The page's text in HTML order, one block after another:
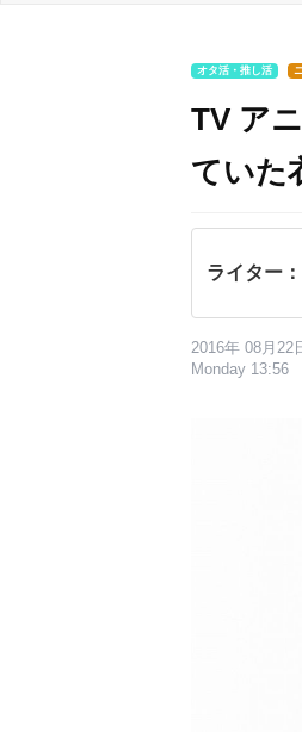
オタ活・推し活
TV ア
ていた
ライター
2016年 08月22
Monday 13:56